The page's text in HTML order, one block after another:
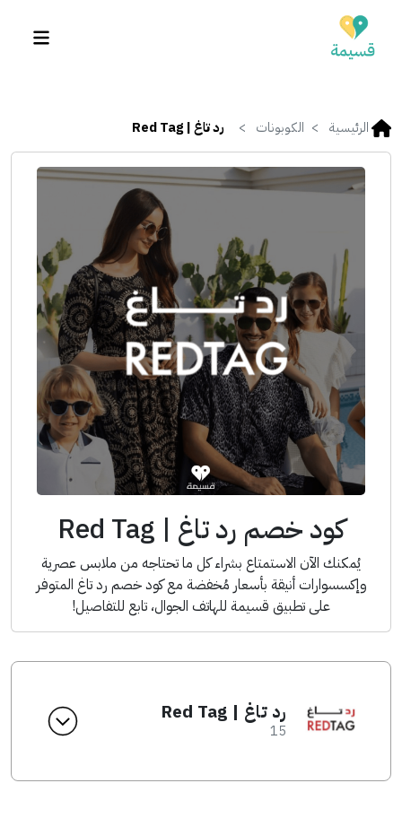
الرئيسية الكوبونات رد تاغ | Red Tag
كود خصم رد تاغ | Red Tag
يُمكنك الآن الاستمتاع بشراء كل ما تحتاجه من ملابس عصرية
وإكسسوارات أنيقة بأسعار مُخفضة مع كود خصم رد تاغ المتوفر
على تطبيق قسيمة للهاتف الجوال، تابع للتفاصيل!
رد تاغ | Red Tag
15